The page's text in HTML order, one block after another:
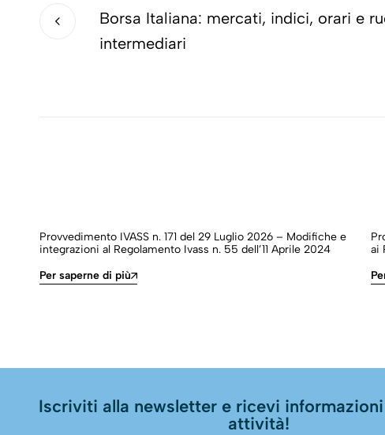
Borsa Italiana: mercati, indici, orari e
intermediari
Provvedimento IVASS n. 171 del 29 Luglio 2026 – Modifiche e
integrazioni al Regolamento Ivass n. 55 dell’11 Aprile 2024
Per saperne di più
ai
Iscriviti alla newsletter e ricevi
attività!